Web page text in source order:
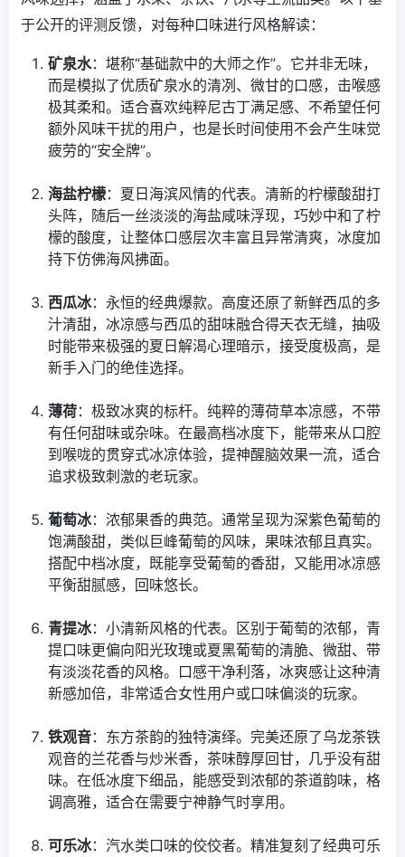
于公开的评测反馈，对每种口味进行风格解读：
矿泉水：堪称“基础款中的大师之作”。它并非无味，
而是模拟了优质矿泉水的清冽、微甘的口感，击喉感
极其柔和。适合喜欢纯粹尼古丁满足感、不希望任何
额外风味干扰的用户，也是长时间使用不会产生味觉
疲劳的“安全牌”。
海盐柠檬：夏日海滨风情的代表。清新的柠檬酸甜打
头阵，随后一丝淡淡的海盐咸味浮现，巧妙中和了柠
檬的酸度，让整体口感层次丰富且异常清爽，冰度加
持下仿佛海风拂面。
西瓜冰：永恒的经典爆款。高度还原了新鲜西瓜的多
汁清甜，冰凉感与西瓜的甜味融合得天衣无缝，抽吸
时能带来极强的夏日解渴心理暗示，接受度极高，是
新手入门的绝佳选择。
薄荷：极致冰爽的标杆。纯粹的薄荷草本凉感，不带
有任何甜味或杂味。在最高档冰度下，能带来从口腔
到喉咙的贯穿式冰凉体验，提神醒脑效果一流，适合
追求极致刺激的老玩家。
葡萄冰：浓郁果香的典范。通常呈现为深紫色葡萄的
饱满酸甜，类似巨峰葡萄的风味，果味浓郁且真实。
搭配中档冰度，既能享受葡萄的香甜，又能用冰凉感
平衡甜腻感，回味悠长。
青提冰：小清新风格的代表。区别于葡萄的浓郁，青
提口味更偏向阳光玫瑰或夏黑葡萄的清脆、微甜、带
有淡淡花香的风格。口感干净利落，冰爽感让这种清
新感加倍，非常适合女性用户或口味偏淡的玩家。
铁观音：东方茶韵的独特演绎。完美还原了乌龙茶铁
观音的兰花香与炒米香，茶味醇厚回甘，几乎没有甜
味。在低冰度下细品，能感受到浓郁的茶道韵味，格
调高雅，适合在需要宁神静气时享用。
可乐冰：汽水类口味的佼佼者。精准复刻了经典可乐